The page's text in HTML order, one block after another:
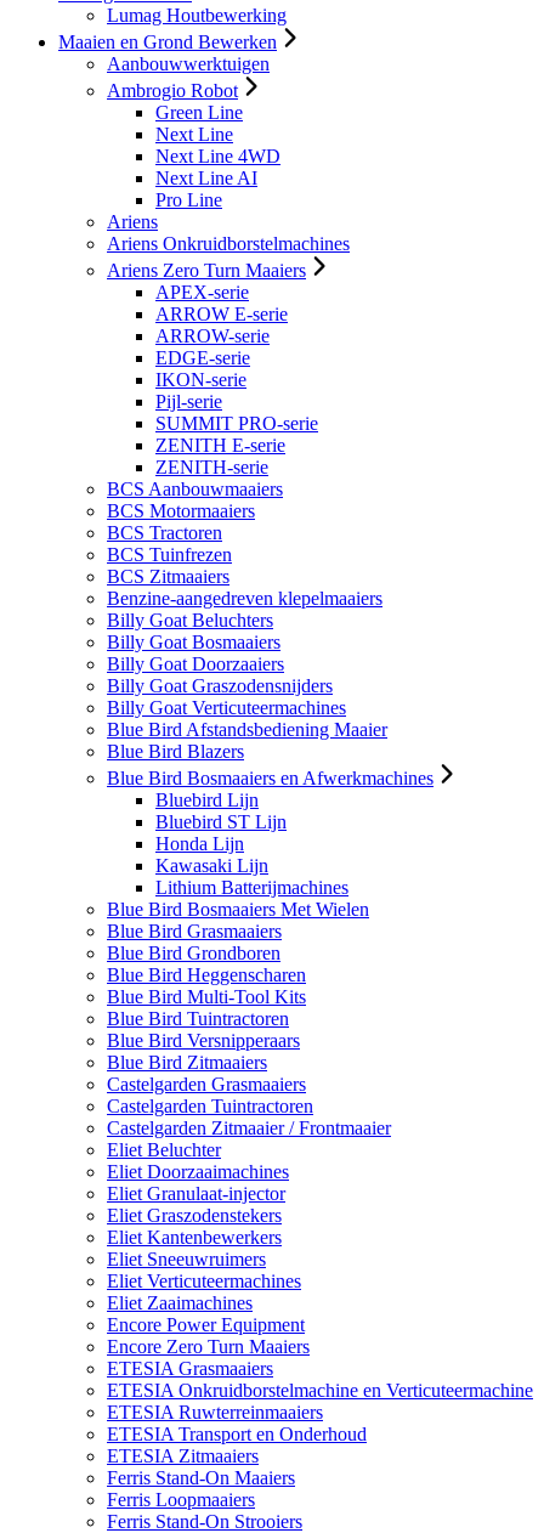
Lumag Houtbewerking
Maaien en Grond Bewerken
Aanbouwwerktuigen
Ambrogio Robot
Green Line
Next Line
Next Line 4WD
Next Line AI
Pro Line
Ariens
Ariens Onkruidborstelmachines
Ariens Zero Turn Maaiers
APEX-serie
ARROW E-serie
ARROW-serie
EDGE-serie
IKON-serie
Pijl-serie
SUMMIT PRO-serie
ZENITH E-serie
ZENITH-serie
BCS Aanbouwmaaiers
BCS Motormaaiers
BCS Tractoren
BCS Tuinfrezen
BCS Zitmaaiers
Benzine-aangedreven klepelmaaiers
Billy Goat Beluchters
Billy Goat Bosmaaiers
Billy Goat Doorzaaiers
Billy Goat Graszodensnijders
Billy Goat Verticuteermachines
Blue Bird Afstandsbediening Maaier
Blue Bird Blazers
Blue Bird Bosmaaiers en Afwerkmachines
Bluebird Lijn
Bluebird ST Lijn
Honda Lijn
Kawasaki Lijn
Lithium Batterijmachines
Blue Bird Bosmaaiers Met Wielen
Blue Bird Grasmaaiers
Blue Bird Grondboren
Blue Bird Heggenscharen
Blue Bird Multi-Tool Kits
Blue Bird Tuintractoren
Blue Bird Versnipperaars
Blue Bird Zitmaaiers
Castelgarden Grasmaaiers
Castelgarden Tuintractoren
Castelgarden Zitmaaier / Frontmaaier
Eliet Beluchter
Eliet Doorzaaimachines
Eliet Granulaat-injector
Eliet Graszodenstekers
Eliet Kantenbewerkers
Eliet Sneeuwruimers
Eliet Verticuteermachines
Eliet Zaaimachines
Encore Power Equipment
Encore Zero Turn Maaiers
ETESIA Grasmaaiers
ETESIA Onkruidborstelmachine en Verticuteermachine
ETESIA Ruwterreinmaaiers
ETESIA Transport en Onderhoud
ETESIA Zitmaaiers
Ferris Stand-On Maaiers
Ferris Loopmaaiers
Ferris Stand-On Strooiers